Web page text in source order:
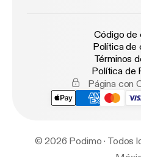
Código de
Política de
Términos
Política de
Página con
© 2026 Podimo · Todos